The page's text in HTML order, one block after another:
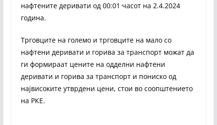
нафтените деривати од 00:01 часот на 2.4.2024
година.
Трговците на големо и трговците на мало со
нафтени деривати и горива за транспорт можат да
ги формираат цените на одделни нафтени
деривати и горива за транспорт и пониско од
највисоките утврдени цени, стои во соопштението
на РКЕ.